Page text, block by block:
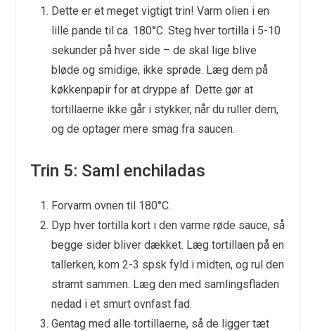
Dette er et meget vigtigt trin! Varm olien i en
lille pande til ca. 180°C. Steg hver tortilla i 5-10
sekunder på hver side – de skal lige blive
bløde og smidige, ikke sprøde. Læg dem på
køkkenpapir for at dryppe af. Dette gør at
tortillaerne ikke går i stykker, når du ruller dem,
og de optager mere smag fra saucen.
Trin 5: Saml enchiladas
Forvarm ovnen til 180°C.
Dyp hver tortilla kort i den varme røde sauce, så
begge sider bliver dækket. Læg tortillaen på en
tallerken, kom 2-3 spsk fyld i midten, og rul den
stramt sammen. Læg den med samlingsfladen
nedad i et smurt ovnfast fad.
Gentag med alle tortillaerne, så de ligger tæt